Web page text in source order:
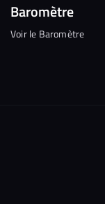
Baromètre
Voir le Baromètre